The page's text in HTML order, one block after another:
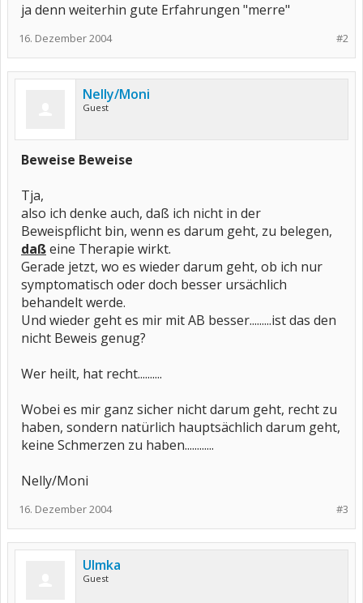
ja denn weiterhin gute Erfahrungen "merre"
#2
16. Dezember 2004
Nelly/Moni
Guest
Beweise Beweise
Tja,
also ich denke auch, daß ich nicht in der
Beweispflicht bin, wenn es darum geht, zu belegen,
daßeine Therapie wirkt.
Gerade jetzt, wo es wieder darum geht, ob ich nur
symptomatisch oder doch besser ursächlich
behandelt werde.
Und wieder geht es mir mit AB besser.........ist das den
nicht Beweis genug?
Wer heilt, hat recht..........
Wobei es mir ganz sicher nicht darum geht, recht zu
haben, sondern natürlich hauptsächlich darum geht,
keine Schmerzen zu haben............
Nelly/Moni
#3
16. Dezember 2004
Ulmka
Guest